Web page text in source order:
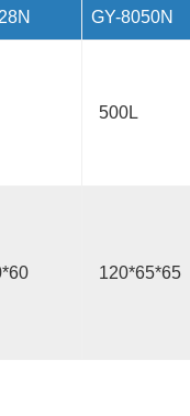
GY-8050N
500L
120*65*65